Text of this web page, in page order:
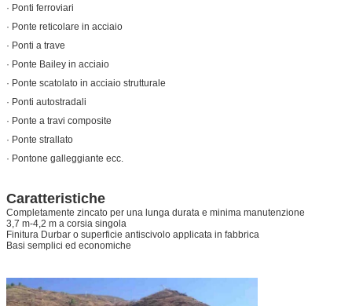
· Ponti ferroviari
· Ponte reticolare in acciaio
· Ponti a trave
· Ponte Bailey in acciaio
· Ponte scatolato in acciaio strutturale
· Ponti autostradali
· Ponte a travi composite
· Ponte strallato
· Pontone galleggiante ecc.
Caratteristiche
Completamente zincato per una lunga durata e minima manutenzione
3,7 m-4,2 m a corsia singola
Finitura Durbar o superficie antiscivolo applicata in fabbrica
Basi semplici ed economiche